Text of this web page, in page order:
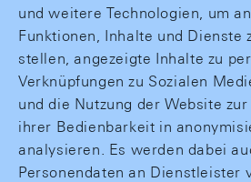
und weitere Technologien, um
Funktionen, Inhalte und Dienste
stellen, angezeigte Inhalte zu
Verknüpfungen zu Sozialen
und die Nutzung der Website
ihrer Bedienbarkeit in
analysieren. Es werden dabei
Personendaten an Dienstleister